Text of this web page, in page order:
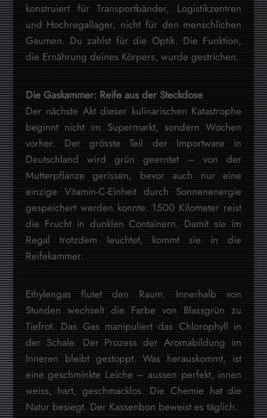
konstruiert für Transportbänder, Logistikzentren
und Hochregallager, nicht für den menschlichen
Gaumen. Du zahlst für die Optik. Die Funktion,
die Ernährung deines Körpers, wurde gestrichen.
Die Gaskammer: Reife aus der Steckdose
Der nächste Akt dieser kulinarischen Katastrophe
beginnt nicht im Supermarkt, sondern Wochen
vorher. Der grösste Teil der Importware in
Deutschland wird grün geerntet – von der
Mutterpflanze gerissen, bevor auch nur eine
einzige Vitamin-C-Einheit durch Sonnenenergie
gespeichert werden konnte. 1500 Kilometer reist
die Frucht in dunklen Containern. Damit sie im
Regal trotzdem leuchtet, kommt sie in die
Reifekammer.
Ethylengas flutet den Raum. Innerhalb von
Stunden wechselt die Farbe von Blassgrün zu
Tiefrot. Das Gas manipuliert das Chlorophyll in
der Schale. Der Prozess der Aromabildung im
Inneren bleibt gestoppt. Was herauskommt, ist
eine geschminkte Leiche – aussen perfekt, innen
weiss, hart, geschmacklos. Die Chemie hat die
Natur besiegt. Der Kassenbon beweist es täglich.